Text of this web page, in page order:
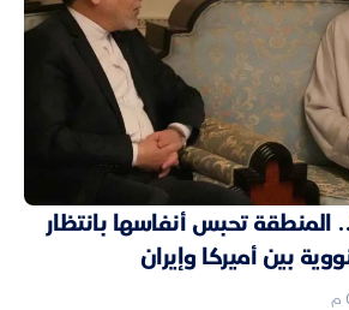
تحبس أنفاسها بانتظار
بين أميركا وإيران